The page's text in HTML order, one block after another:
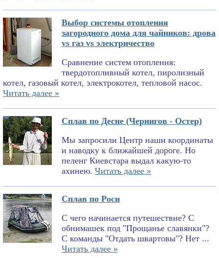
Выбор системы отопления
загородного дома для чайников: дрова
vs газ vs электричество
Сравнение систем отопления:
твердотопливный котел, пиролизный
котел, газовый котел, электрокотел, тепловой насос.
Читать далее »
Сплав по Десне (Чернигов - Остер)
Мы запросили Центр наши координаты
и наводку к ближайшей дороге. Но
пеленг Киевстара выдал какую-то
ахинею. Читать далее »
Сплав по Роси
С чего начинается путешествие? С
обнимашек под "Прощанье славянки"?
С команды "Отдать швартовы"? Нет ...
Читать далее »